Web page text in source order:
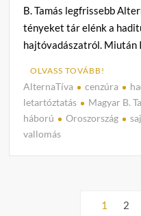
B. Tamás legfrissebb
tényeket tár elénk a
hajtóvadászatról. Miután
OLVASS TOVÁBB!
AlternaTíva cenzúra
letartóztatás
Magyar B.
háború
Oroszország
vallomás
Bejegyzések
1 2